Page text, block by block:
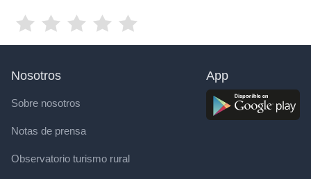
Nosotros
Sobre nosotros
Notas de prensa
Observatorio turismo rural
App